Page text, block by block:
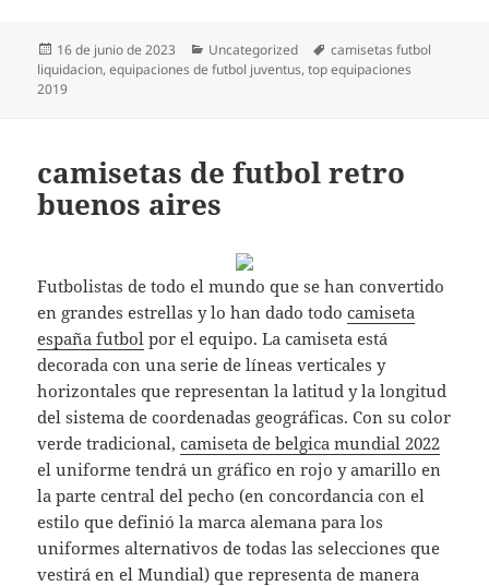
Publicado
el
16 de junio de 2023 Categorías
Uncategorized Etiquetas
camisetas futbol
liquidacion,equipaciones de futbol juventus,top equipaciones
2019
camisetas de futbol retro
buenos aires
Futbolistas de todo el mundo que se han convertido
en grandes estrellas y lo han dado todocamiseta
españa futbol por el equipo. La camiseta está
decorada con una serie de líneas verticales y
horizontales que representan la latitud y la longitud
del sistema de coordenadas geográficas. Con su color
verde tradicional,camiseta de belgica mundial 2022
el uniforme tendrá un gráfico en rojo y amarillo en
la parte central del pecho (en concordancia con el
estilo que definió la marca alemana para los
uniformes alternativos de todas las selecciones que
vestirá en el Mundial) que representa de manera